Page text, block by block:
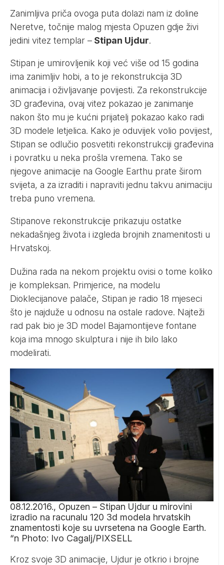
Zanimljiva priča ovoga puta dolazi nam iz doline
Neretve, točnije malog mjesta Opuzen gdje živi
jedini vitez templar – Stipan Ujdur.
Stipan je umirovljenik koji već više od 15 godina
ima zanimljiv hobi, a to je rekonstrukcija 3D
animacija i oživljavanje povijesti. Za rekonstrukcije
3D građevina, ovaj vitez pokazao je zanimanje
nakon što mu je kućni prijatelj pokazao kako radi
3D modele letjelica. Kako je oduvijek volio povijest,
Stipan se odlučio posvetiti rekonstrukciji građevina
i povratku u neka prošla vremena. Tako se
njegove animacije na Google Earthu prate širom
svijeta, a za izraditi i napraviti jednu takvu animaciju
treba puno vremena.
Stipanove rekonstrukcije prikazuju ostatke
nekadašnjeg života i izgleda brojnih znamenitosti u
Hrvatskoj.
Dužina rada na nekom projektu ovisi o tome koliko
je kompleksan. Primjerice, na modelu
Dioklecijanove palače, Stipan je radio 18 mjeseci
što je najduže u odnosu na ostale radove. Najteži
rad pak bio je 3D model Bajamontijeve fontane
koja ima mnogo skulptura i nije ih bilo lako
modelirati.
08.12.2016., Opuzen – Stipan Ujdur u mirovini
izradio na racunalu 120 3d modela hrvatskih
znamentosti koje su uvrsetena na Google Earth.
“n Photo: Ivo Cagalj/PIXSELL
Kroz svoje 3D animacije, Ujdur je otkrio i brojne